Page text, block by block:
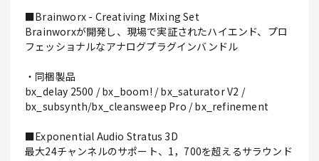
■Brainworx - Creativing Mixing Set
Brainworxが開発し、現場で実証されたハイエンド、プロ
フェッショナルなアナログプラグインバンドル
・同梱製品
bx_delay 2500 / bx_boom! / bx_saturator V2 /
bx_subsynth/bx_cleansweep Pro / bx_refinement
■Exponential Audio Stratus 3D
最大24チャンネルのサポート、1，700を超えるサラウンド